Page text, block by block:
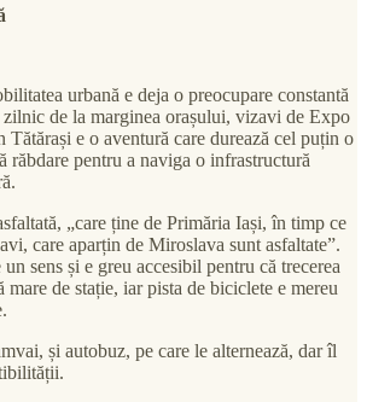
urbană e deja o preocupare constantă
de la marginea orașului, vizavi de Expo
e o aventură care durează cel puțin o
răbdare pentru a naviga o infrastructură
„care ține de Primăria Iași, în timp ce
care aparțin de Miroslava sunt asfaltate”.
sens și e greu accesibil pentru că trecerea
mare de stație, iar pista de biciclete e mereu
și autobuz, pe care le alternează, dar îl